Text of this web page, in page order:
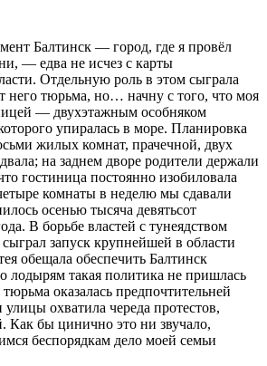
Балтинск — город, где я провёл
— едва не исчез с карты
Отдельную роль в этом сыграла
него тюрьма, но… начну с того, что моя
— двухэтажным особняком
упиралась в море. Планировка
жилых комнат, прачечной, двух
на заднем дворе родители держали
гостиница постоянно изобиловала
комнаты в неделю мы сдавали
осенью тысяча девятьсот
В борьбе властей с тунеядством
запуск крупнейшей в области
обещала обеспечить Балтинск
лодырям такая политика не пришлась
оказалась предпочтительней
улицы охватила череда протестов,
Как бы цинично это ни звучало,
беспорядкам дело моей семьи